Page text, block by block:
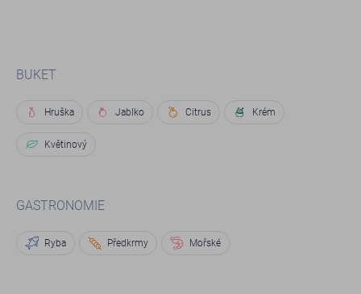
BUKET
Hruška Jablko Citrus Krém
Květinový
GASTRONOMIE
Ryba Předkrmy Mořské